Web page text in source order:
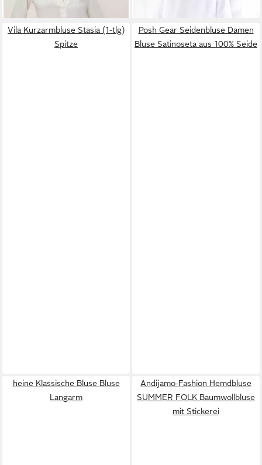
Vila Kurzarmbluse Stasia (1-tlg)
Spitze
Posh Gear Seidenbluse Damen
Bluse Satinoseta aus 100% Seide
heine Klassische Bluse Bluse
Langarm
Andijamo-Fashion Hemdbluse
SUMMER FOLK Baumwollbluse
mit Stickerei